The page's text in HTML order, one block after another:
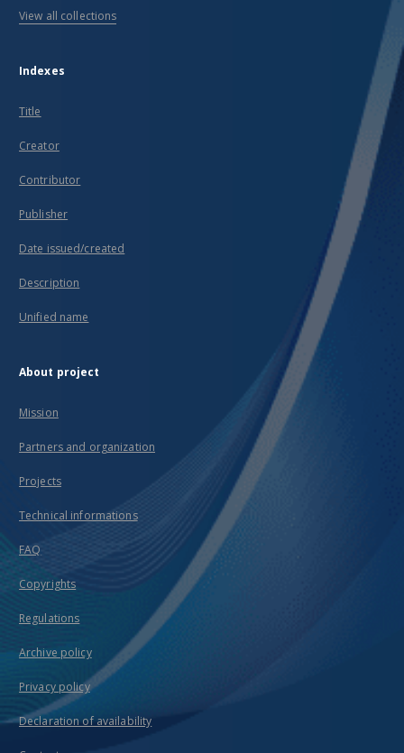
View all collections
Indexes
Title
Creator
Contributor
Publisher
Date issued/created
Description
Unified name
About project
Mission
Partners and organization
Projects
Technical informations
FAQ
Copyrights
Regulations
Archive policy
Privacy policy
Declaration of availability